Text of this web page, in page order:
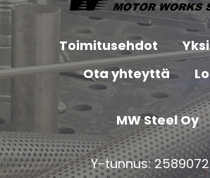
Toimitusehdot
Ota yhteyttä
MW Steel Oy
Y-tunnus: